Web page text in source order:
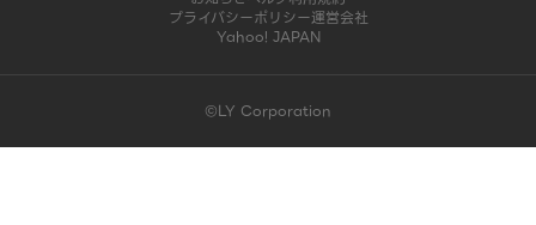
プライバシーポリシー運営会社
Yahoo! JAPAN
©LY Corporation
このコンテンツは掲載が終了しました | LINE占い